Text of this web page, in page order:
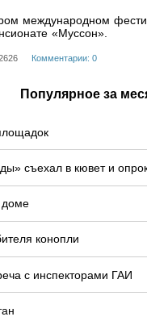
международном
«Муссон».
Комментарии: 0
Популярное за
съехал в кювет и
доме
конопли
с инспекторами ГАИ